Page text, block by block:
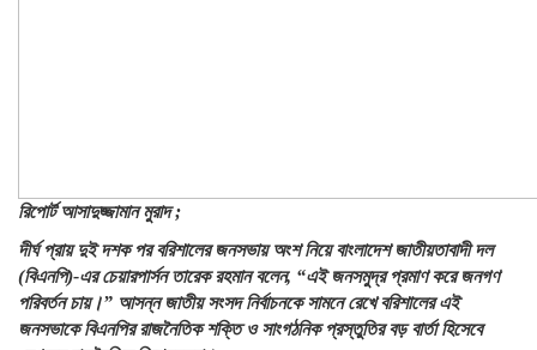
রিপোর্ট আসাদুজ্জামান মুরাদ ;
দীর্ঘ প্রায় দুই দশক পর বরিশালের জনসভায় অংশ নিয়ে বাংলাদেশ জাতীয়তাবাদী দল
(বিএনপি)-এর চেয়ারপার্সন তারেক রহমান বলেন, “এই জনসমুদ্র প্রমাণ করে জনগণ
পরিবর্তন চায়।” আসন্ন জাতীয় সংসদ নির্বাচনকে সামনে রেখে বরিশালের এই
জনসভাকে বিএনপির রাজনৈতিক শক্তি ও সাংগঠনিক প্রস্তুতির বড় বার্তা হিসেবে